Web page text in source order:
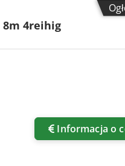
8m 4reihig
Informacja o